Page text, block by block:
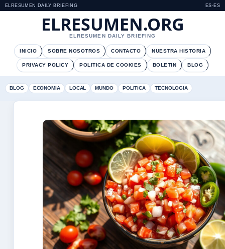
ELRESUMEN DAILY BRIEFING ES-ES
ELRESUMEN.ORG
ELRESUMEN DAILY BRIEFING
INICIO SOBRE NOSOTROS CONTACTO NUESTRA HISTORIA
PRIVACY POLICY POLITICA DE COOKIES BOLETIN BLOG
BLOG ECONOMIA LOCAL MUNDO POLITICA TECNOLOGIA